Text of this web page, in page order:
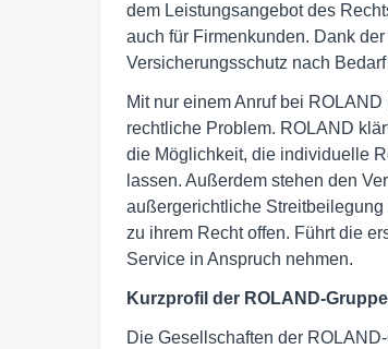
dem Leistungsangebot des
auch für Firmenkunden. Dank
Versicherungsschutz nach
Mit nur einem Anruf bei
rechtliche Problem. ROLAND
die Möglichkeit, die individuelle
lassen. Außerdem stehen den
außergerichtliche
zu ihrem Recht offen. Führt die
Service in Anspruch nehmen.
Kurzprofil der ROLAND-
Die Gesellschaften der